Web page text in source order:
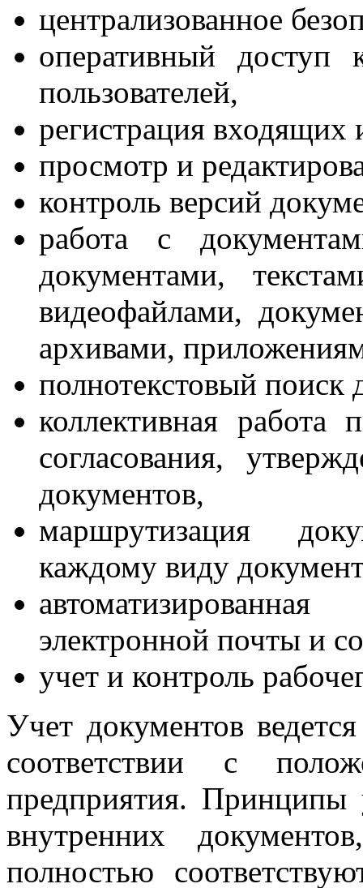
централизованное
оперативный
пользователей,
регистрация
просмотр и
контроль версий
работа с
документами,
видеофайлами,
архивами,
полнотекстовый
коллективная работа
согласования,
документов,
маршрутизация
каждому виду
электронной почты и
учет и контроль
Учет документов
соответствии с
предприятия.
внутренних
полностью